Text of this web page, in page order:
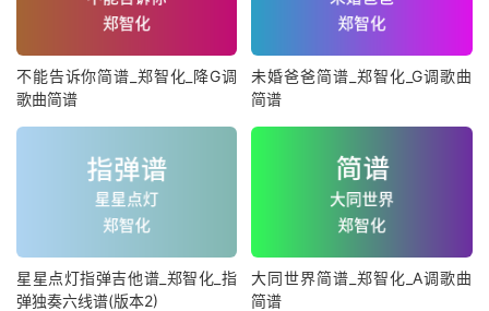
不能告诉你简谱_郑智化_降G调
歌曲简谱
未婚爸爸简谱_郑智化_G调歌曲
简谱
星星点灯指弹吉他谱_郑智化_指
弹独奏六线谱(版本2)
大同世界简谱_郑智化_A调歌曲
简谱